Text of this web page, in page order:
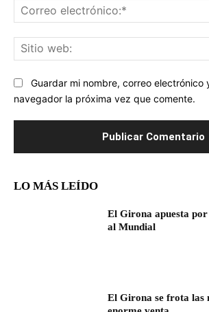
Guardar mi nombre, correo electrónico
navegador la próxima vez que comente.
LO MÁS LEÍDO
El Girona apuesta
al Mundial
El Girona se frota las